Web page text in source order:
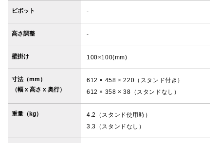
ピボット -
高さ調整 -
壁掛け 100×100(mm)
寸法（mm）
（幅 x 高さ x 奥行）
612 × 458 × 220（スタンド付き）
612 × 358 × 38（スタンドなし）
重量（kg）
4.2（スタンド使用時）
3.3（スタンドなし）